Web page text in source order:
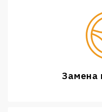
Замена